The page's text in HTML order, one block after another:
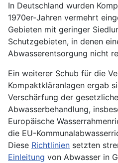
In Deutschland wurden
1970er-Jahren vermehrt
Gebieten mit geringer
Schutzgebieten, in denen
Abwasserentsorgung nicht
Ein weiterer Schub für die
Kompaktkläranlagen ergab
Verschärfung der
Abwasserbehandlung,
Europäische
die EU-
Diese Richtlinien setzten
Einleitung von Abwasser in